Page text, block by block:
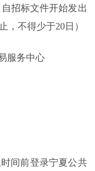
自招标文件开始发出
，不得少于20日）
服务中心
间前登录宁夏公共